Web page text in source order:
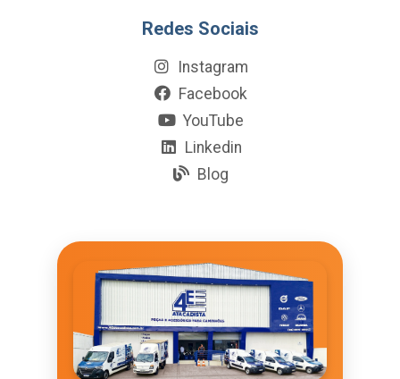
Redes Sociais
Instagram
Facebook
YouTube
Linkedin
Blog